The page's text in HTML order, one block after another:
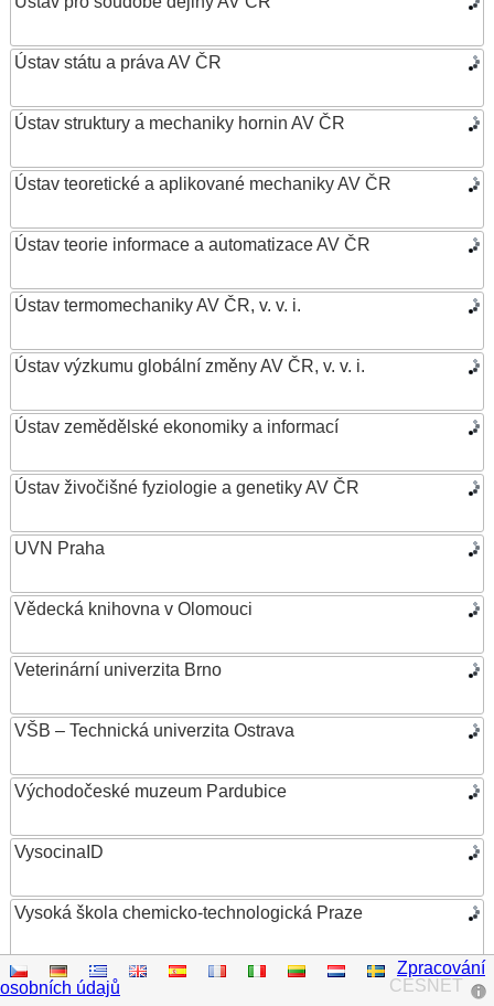
Ústav státu a práva AV ČR
Ústav struktury a mechaniky hornin AV ČR
Ústav teoretické a aplikované mechaniky AV ČR
Ústav teorie informace a automatizace AV ČR
Ústav termomechaniky AV ČR, v. v. i.
Ústav výzkumu globální změny AV ČR, v. v. i.
Ústav zemědělské ekonomiky a informací
Ústav živočišné fyziologie a genetiky AV ČR
UVN Praha
Vědecká knihovna v Olomouci
Veterinární univerzita Brno
VŠB – Technická univerzita Ostrava
Východočeské muzeum Pardubice
VysocinaID
Vysoká škola chemicko-technologická Praze
Vysoká škola ekonomická v Praze
CESNET
Zpracování
osobních údajů